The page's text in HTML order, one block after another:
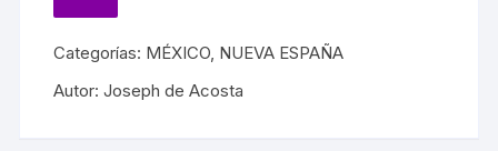
Categorías: MÉXICO, NUEVA ESPAÑA
Autor:Joseph de Acosta